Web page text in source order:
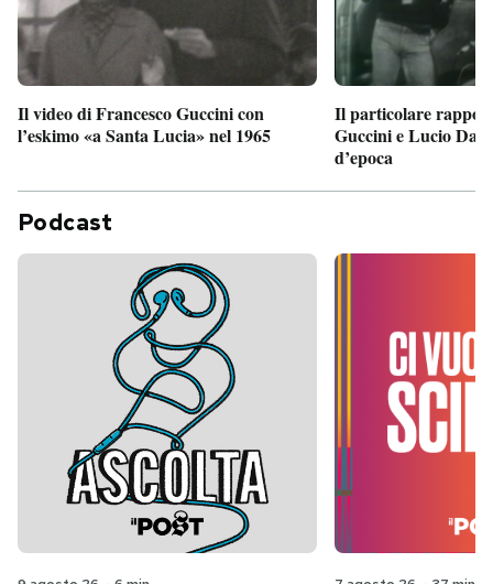
Il video di Francesco Guccini con
l’eskimo «a Santa Lucia» nel 1965
Il particolare
Guccini e Lucio
d’epoca
Podcast